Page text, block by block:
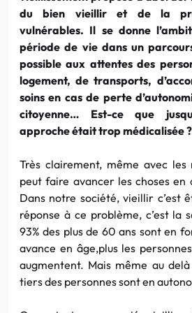
du bien vieillir et de la
vulnérables. Il se donne
période de vie dans un
possible aux attentes des
logement, de transports,
soins en cas de perte
citoyenne… Est-ce que
approche était trop médicalisée ?
Très clairement, même avec les
peut faire avancer les choses en
Dans notre société, vieillir c’est
réponse à ce problème, c’est la
93% des plus de 60 ans sont en
avance en âge,plus les
augmentent. Mais même au
tiers des personnes sont en